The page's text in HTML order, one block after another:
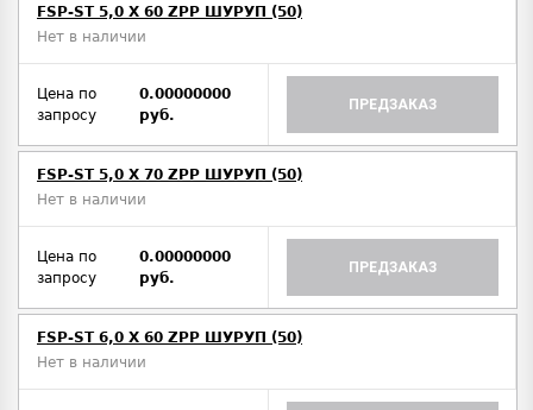
FSP-ST 5,0 X 60 ZPP ШУРУП (50)
Нет в наличии
Цена по
запросу
0.00000000
руб.
ПРЕДЗАКАЗ
FSP-ST 5,0 X 70 ZPP ШУРУП (50)
Нет в наличии
Цена по
запросу
0.00000000
руб.
ПРЕДЗАКАЗ
FSP-ST 6,0 X 60 ZPP ШУРУП (50)
Нет в наличии